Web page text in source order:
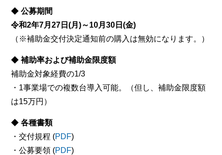
◆公募期間
令和2年7月27日(月)～10月30日(金)
（※補助金交付決定通知前の購入は無効になります。）
◆補助率および補助金限度額
補助金対象経費の1/3
・1事業場での複数台導入可能。（但し、補助金限度額
は15万円）
◆各種書類
・交付規程 (PDF)
・公募要領 (PDF)